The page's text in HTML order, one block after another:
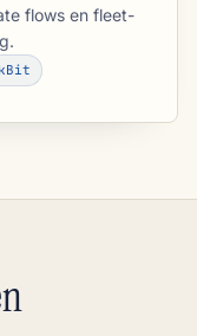
flows en fleet-